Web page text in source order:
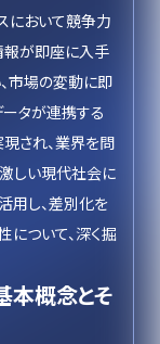
において競争力
報が即座に入手
市場の変動に即
ータが連携する
され、業界を問
しい現代社会に
用し、差別化を
について、深く掘
本概念とそ